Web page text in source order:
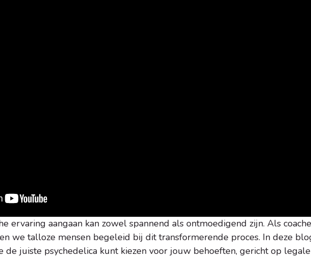
ervaring aangaan kan zowel spannend als ontmoedigend zijn. Als
we talloze mensen begeleid bij dit transformerende proces. In deze
de juiste psychedelica kunt kiezen voor jouw behoeften, gericht op legale